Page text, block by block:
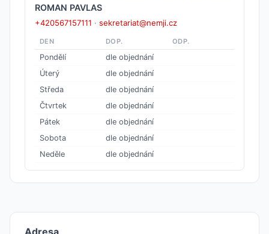
ROMAN PAVLAS
+420567157111 · sekretariat@nemji.cz
DEN DOP. ODP.
Pondělí
dle objednání
Úterý
dle objednání
Středa
dle objednání
Čtvrtek
dle objednání
Pátek
dle objednání
Sobota
dle objednání
Neděle
dle objednání